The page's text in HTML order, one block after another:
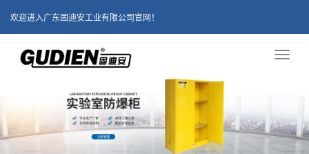
欢迎进入广东固迪安工业有限公司官网！